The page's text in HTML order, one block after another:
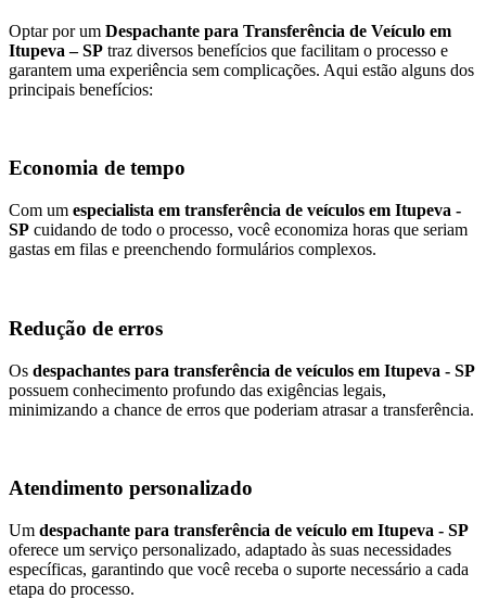
Optar por um Despachante para Transferência de Veículo em
Itupeva – SP traz diversos benefícios que facilitam o processo e
garantem uma experiência sem complicações. Aqui estão alguns dos
principais benefícios:
Economia de tempo
Com um especialista em transferência de veículos em Itupeva -
SP cuidando de todo o processo, você economiza horas que seriam
gastas em filas e preenchendo formulários complexos.
Redução de erros
Os despachantes para transferência de veículos em Itupeva - SP
possuem conhecimento profundo das exigências legais,
minimizando a chance de erros que poderiam atrasar a transferência.
Atendimento personalizado
Um despachante para transferência de veículo em Itupeva - SP
oferece um serviço personalizado, adaptado às suas necessidades
específicas, garantindo que você receba o suporte necessário a cada
etapa do processo.